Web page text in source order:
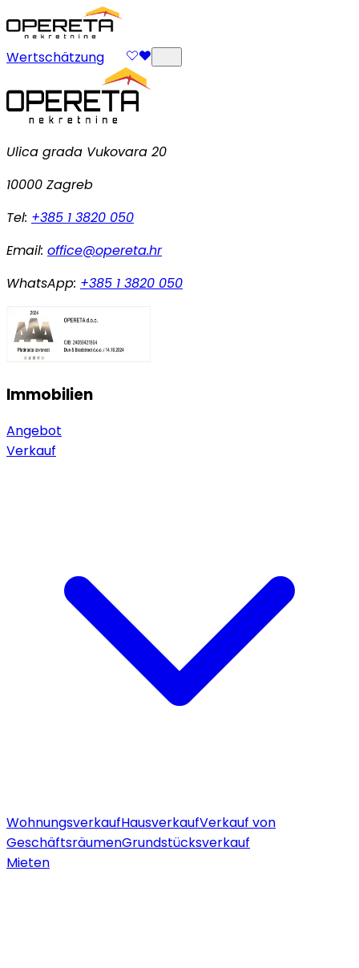
Wertschätzung
Ulica grada Vukovara 20
10000 Zagreb
Tel: +385 1 3820 050
Email: office@opereta.hr
WhatsApp: +385 1 3820 050
Immobilien
Angebot
Verkauf
WohnungsverkaufHausverkaufVerkauf von
GeschäftsräumenGrundstücksverkauf
Mieten